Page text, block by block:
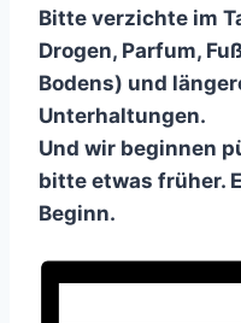
Bitte verzichte im
Drogen, Parfum,
Bodens) und
Unterhaltungen.
Und wir beginnen
bitte etwas früher.
Beginn.